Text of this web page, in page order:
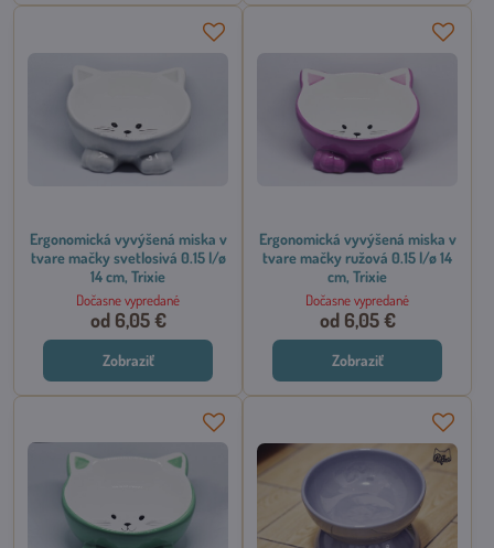
Ergonomická vyvýšená miska v
tvare mačky svetlosivá 0.15 l/ø
14 cm, Trixie
Dočasne vypredané
od 6,05 €
Zobraziť
Ergonomická vyvýšená miska v
tvare mačky ružová 0.15 l/ø 14
cm, Trixie
Dočasne vypredané
od 6,05 €
Zobraziť